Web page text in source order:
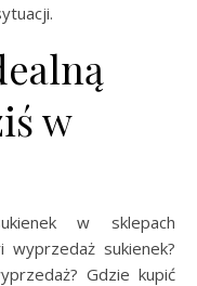
w
w sklepach
sukienek?
Gdzie kupić